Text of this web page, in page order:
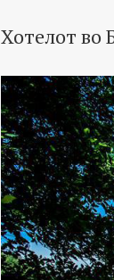
Хотелот во